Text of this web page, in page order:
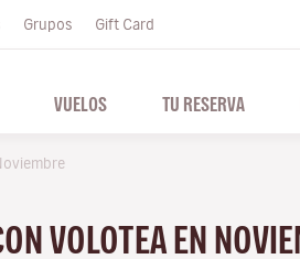
Grupos Gift Card
VUELOS TU RESERVA
VOLOTEA EN